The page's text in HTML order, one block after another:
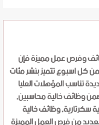
وفرص عمل مميزة فإن
كل اسبوع تتميز بنشر مئات
تناسب المؤهلات العليا
وظائف خالية محاسبين,
سكرتارية, وظائف خالية